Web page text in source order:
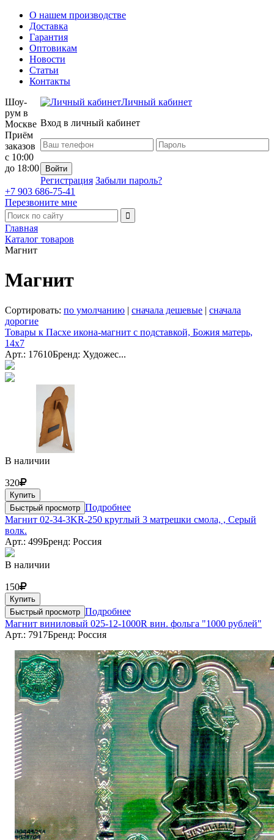
О нашем производстве
Доставка
Гарантия
Оптовикам
Новости
Статьи
Контакты
Личный кабинет
Вход в личный кабинет
Регистрация Забыли пароль?
Шоу-
рум в
Москве
Приём
заказов
с 10:00
до 18:00
+7 903 686-75-41
Перезвоните мне
Главная
Каталог товаров
Магнит
Магнит
Сортировать: по умолчанию | сначала дешевые | сначала
дорогие
Товары к Пасхе икона-магнит с подставкой, Божия матерь,
14х7
Арт.: 17610Бренд: Художес...
В наличии
320
Купить
Быстрый просмотр Подробнее
Магнит 02-34-3KR-250 круглый 3 матрешки смола, , Серый
волк.
Арт.: 499Бренд: Россия
В наличии
150
Купить
Быстрый просмотр Подробнее
Магнит виниловый 025-12-1000R вин. фольга "1000 рублей"
Арт.: 7917Бренд: Россия